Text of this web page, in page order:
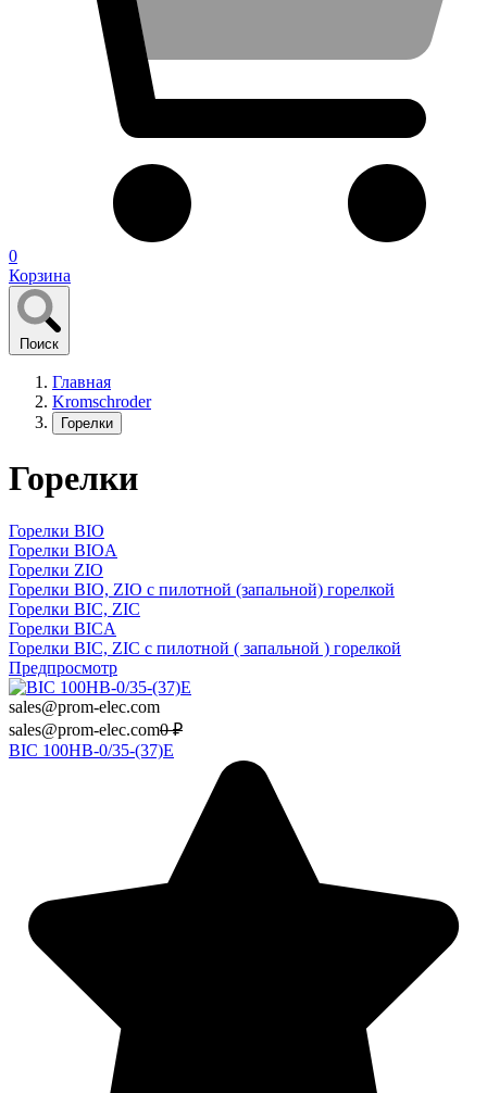
0
Корзина
Поиск
Главная
Kromschroder
Горелки
Горелки
Горелки BIO
Горелки BIOA
Горелки ZIO
Горелки BIO, ZIO с пилотной (запальной) горелкой
Горелки BIC, ZIC
Горелки BICA
Горелки BIC, ZIC с пилотной ( запальной ) горелкой
Предпросмотр
sales@prom-elec.com
sales@prom-elec.com0 ₽
BIC 100HB-0/35-(37)E